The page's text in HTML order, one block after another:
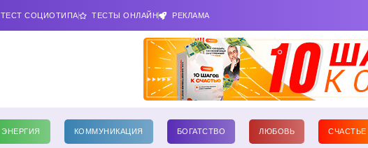
ТЕСТ СОЦИОТИПА ТЕСТЫ ОНЛАЙН РЕКЛАМА
ЭНЕРГИЯ КОММУНИКАЦИЯ БОГАТСТВО ЛЮБОВЬ СЧАСТЬЕ